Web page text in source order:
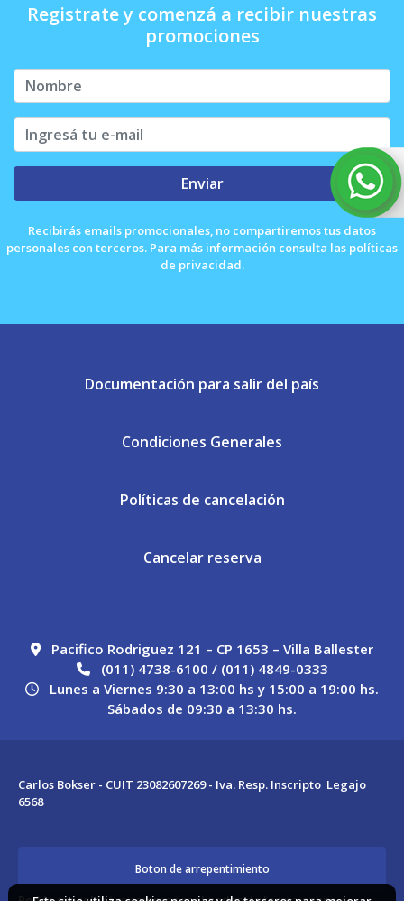
Registrate y comenzá a recibir nuestras
promociones
Enviar
Recibirás emails promocionales, no compartiremos tus datos
personales con terceros. Para más información consulta las políticas
de privacidad.
Documentación para salir del país
Condiciones Generales
Políticas de cancelación
Cancelar reserva
Pacifico Rodriguez 121 – CP 1653 – Villa Ballester
(011) 4738-6100 / (011) 4849-0333
Lunes a Viernes 9:30 a 13:00 hs y 15:00 a 19:00 hs.
Sábados de 09:30 a 13:30 hs.
Carlos Bokser - CUIT 23082607269 - Iva. Resp. Inscripto Legajo
6568
Boton de arrepentimiento